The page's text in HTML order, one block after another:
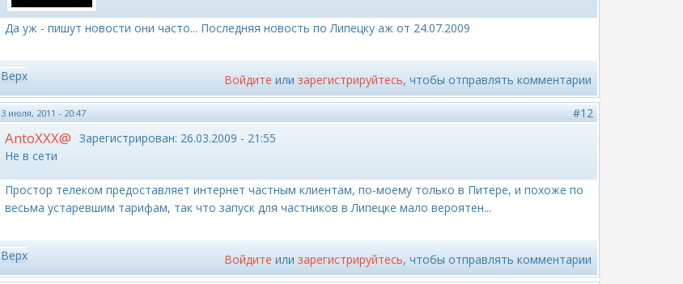
Да уж - пишут новости они часто... Последняя новость по Липецку аж от 24.07.2009
Верх Войдите или зарегистрируйтесь, чтобы отправлять комментарии
3 июля, 2011 - 20:47 #12
AntoXXX@
Не в сети
Зарегистрирован: 26.03.2009 - 21:55
Простор телеком предоставляет интернет частным клиентам, по-моему только в Питере, и похоже по
весьма устаревшим тарифам, так что запуск для частников в Липецке мало вероятен...
Верх Войдите или зарегистрируйтесь, чтобы отправлять комментарии